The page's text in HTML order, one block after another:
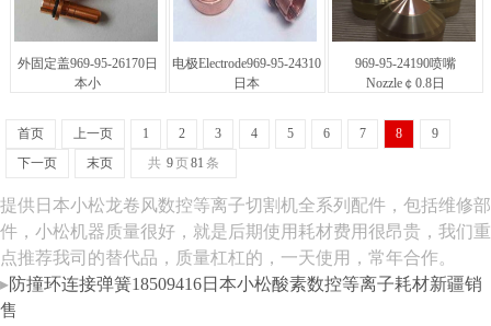
外固定盖969-95-26170日
本小
电极Electrode969-95-24310
日本
969-95-24190喷嘴
Nozzle￠0.8日
首页 上一页 1 2 3 4 5 6 7 8
9
下一页
末页 共 9页81 条
提供日本小松龙卷风数控等离子切割机全系列配件，包括维修部
件，小松机器质量很好，就是后期使用耗材费用很昂贵，我们重
点推荐我司的替代品，质量杠杠的，一天使用，常年合作。
▸防撞环连接弹簧18509416日本小松酸素数控等离子耗材新疆销
售